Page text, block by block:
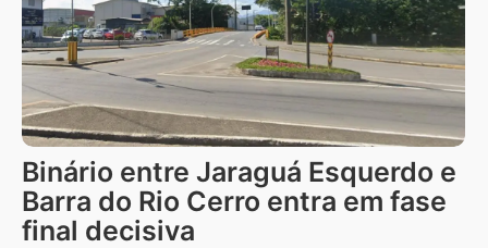
Binário entre Jaraguá Esquerdo e
Barra do Rio Cerro entra em fase
final decisiva